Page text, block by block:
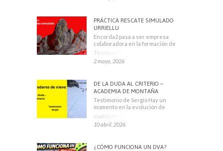
PRÁCTICA RESCATE SIMULADO
URRIELLU
Encorda2 pasa a ser empresa
colaboradora en la formación de
Técnicos Deportivos
2 mayo, 2026
DE LA DUDA AL CRITERIO –
ACADEMIA DE MONTAÑA
Testimonio de Sergio Hay un
momento en la evolución de
cualquier montañero
10 abril, 2026
¿CÓMO FUNCIONA UN DVA?